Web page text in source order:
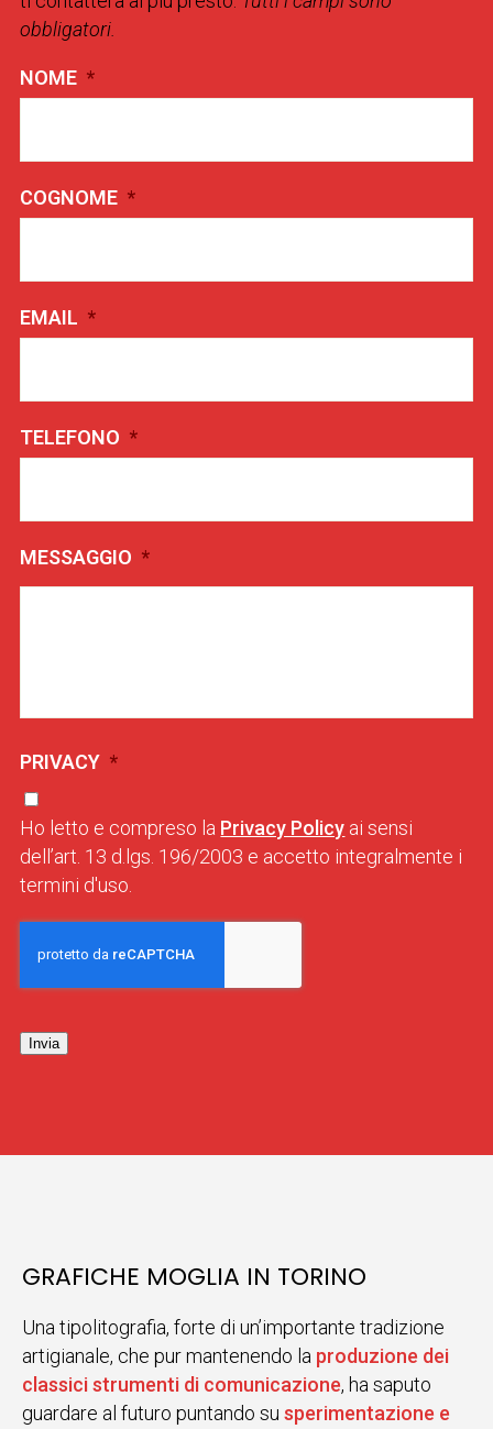
obbligatori.
NOME *
COGNOME *
EMAIL *
TELEFONO *
MESSAGGIO *
PRIVACY *
Ho letto e compreso la Privacy Policy ai sensi
dell’art. 13 d.lgs. 196/2003 e accetto integralmente i
termini d'uso.
Invia
GRAFICHE MOGLIA IN TORINO
Una tipolitografia, forte di un’importante tradizione
artigianale, che pur mantenendo la produzione dei
classici strumenti di comunicazione, ha saputo
guardare al futuro puntando su sperimentazione e